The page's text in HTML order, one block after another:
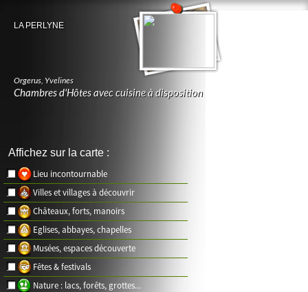
LA PERLYNE
Orgerus, Yvelines
Chambres d'Hôtes avec cuisine à disposition
Affichez sur la carte :
Lieu incontournable
Villes et villages à découvrir
Châteaux, forts, manoirs
Eglises, abbayes, chapelles
Musées, espaces découverte
Fêtes & festivals
Nature : lacs, forêts, grottes...